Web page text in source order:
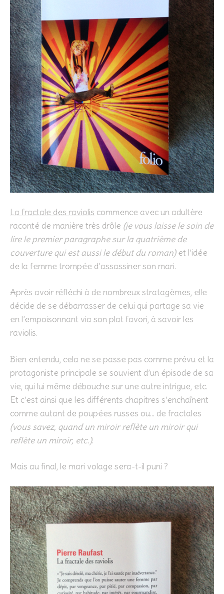
La fractale des raviolis commence avec un adultère
raconté de manière très drôle (je vous laisse le soin de
lire le premier paragraphe sur la quatrième de
couverture qui est aussi le début du roman)et l’idée
de la femme trompée d’assassiner son mari.
Après avoir réfléchi à de nombreux stratagèmes, elle
décide de se débarrasser de celui qui partage sa vie
en l’empoisonnant via son plat favori, à savoir les
raviolis.
Bien entendu, cela ne se passe pas comme prévu et la
protagoniste principale se souvient d’un épisode de sa
vie, qui lui même débouche sur une autre intrigue, etc.
Et c’est ainsi que les différents chapitres s’enchaînent
comme autant de poupées russes ou… de fractales
(vous savez, quand un miroir reflète un miroir qui
reflète un miroir, etc.).
Mais au final, le mari volage sera-t-il puni ?